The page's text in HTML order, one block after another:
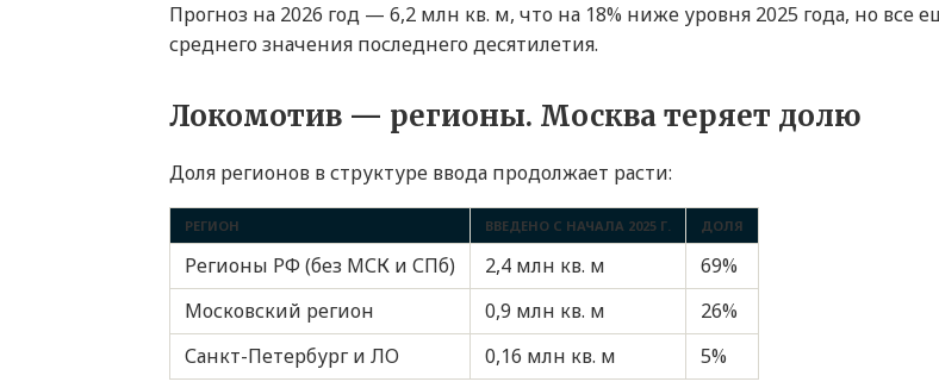
Прогноз на 2026 год — 6,2 млн кв. м, что на 18% ниже уровня 2025 года, но все
среднего значения последнего десятилетия.
Локомотив — регионы. Москва теряет долю
Доля регионов в структуре ввода продолжает расти:
РЕГИОН ВВЕДЕНО С НАЧАЛА 2025 Г. ДОЛЯ
Регионы РФ (без МСК и СПб) 2,4 млн кв. м
69%
Московский регион
0,9 млн кв. м
26%
Санкт-Петербург и ЛО
0,16 млн кв. м 5%